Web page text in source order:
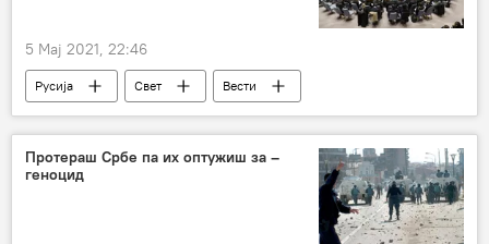
5 Мај 2021, 22:46
Русија Свет
Вести
Василиј Небензја
Дмитриј Пољански
Донбас
Савет безбедности УН
Протераш Србе па их оптужиш за –
геноцид